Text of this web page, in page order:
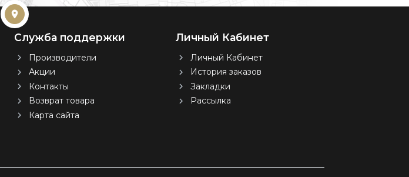
Служба поддержки
Производители
Акции
Контакты
Возврат товара
Карта сайта
Личный Кабинет
Личный Кабинет
История заказов
Закладки
Рассылка